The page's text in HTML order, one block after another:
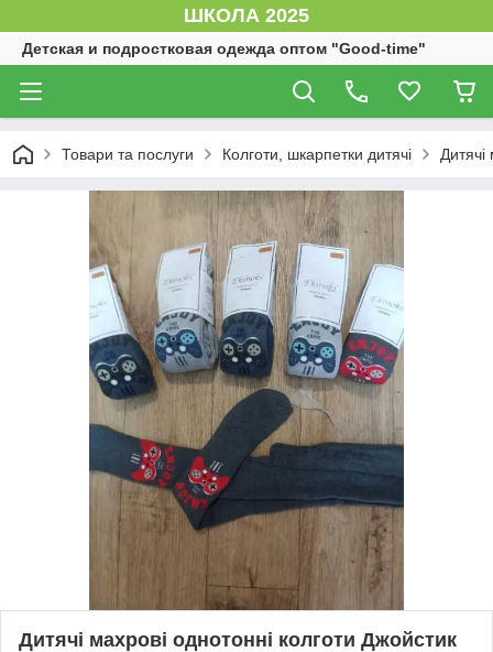
ШКОЛА 2025
Детская и подростковая одежда оптом "Good-time"
Товари та послуги Колготи, шкарпетки дитячі
Дитячі махрові однотонні колготи Джойстик